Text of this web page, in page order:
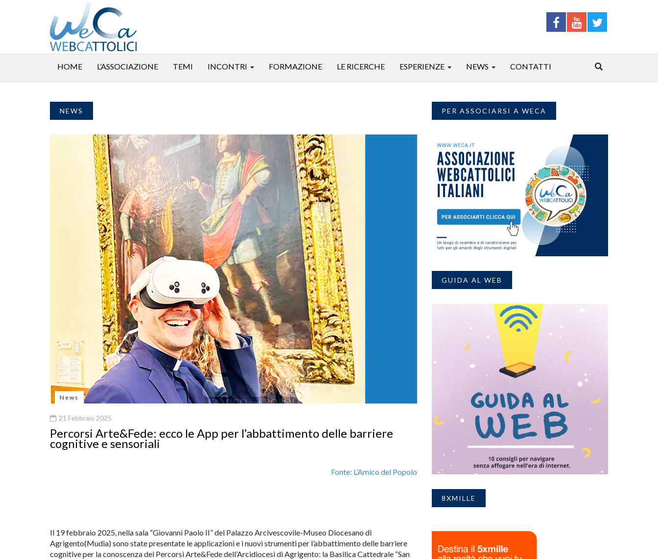
HOME L’ASSOCIAZIONE TEMI INCONTRI FORMAZIONE LE RICERCHE ESPERIENZE NEWS CONTATTI
NEWS
News
21 Febbraio 2025
Percorsi Arte&Fede: ecco le App per l’abbattimento delle barriere
cognitive e sensoriali
Fonte: L’Amico del Popolo
Il 19 febbraio 2025, nella sala “Giovanni Paolo II” del Palazzo Arcivescovile-Museo Diocesano di
Agrigento(Mudia) sono state presentate le applicazioni e i nuovi strumenti per l’abbattimento delle barriere
cognitive per la conoscenza dei Percorsi Arte&Fede dell’Arcidiocesi di Agrigento: la Basilica Cattedrale “San
PER ASSOCIARSI A WECA
GUIDA AL WEB
8XMILLE